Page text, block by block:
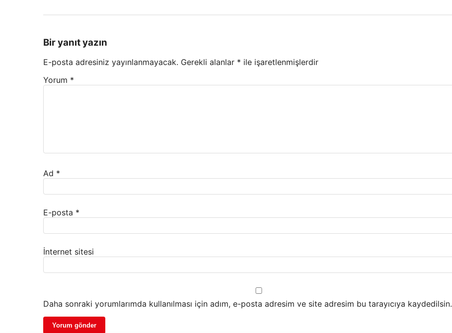
Bir yanıt yazın
E-posta adresiniz yayınlanmayacak. Gerekli alanlar * ile işaretlenmişlerdir
Yorum *
Ad *
E-posta *
İnternet sitesi
Daha sonraki yorumlarımda kullanılması için adım, e-posta adresim ve site adresim bu tarayıcıya kaydedilsin.